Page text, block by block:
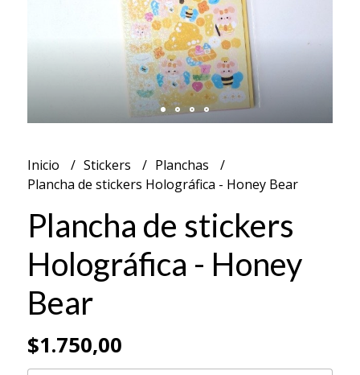
Inicio Stickers
Planchas
Plancha de stickers Holográfica - Honey Bear
Plancha de stickers
Holográfica - Honey
Bear
$1.750,00